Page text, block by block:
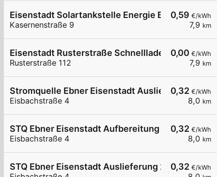
0,59 €/kWh
7,9 km
Eisenstadt Solartankstelle Energie Burgenland
Kasernenstraße 9
0,00 €/kWh
7,9 km
Eisenstadt Rusterstraße Schnelllader EZE
Rusterstraße 112
0,32 €/kWh
8,0 km
Stromquelle Ebner Eisenstadt Auslieferung
Eisbachstraße 4
0,32 €/kWh
8,0 km
STQ Ebner Eisenstadt Aufbereitung 1
Eisbachstraße 4
0,32 €/kWh
STQ Ebner Eisenstadt Auslieferung 2